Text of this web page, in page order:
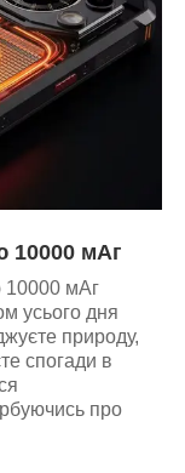
10000 мАг
10000 мАг
усього дня
природу,
спогади в
про